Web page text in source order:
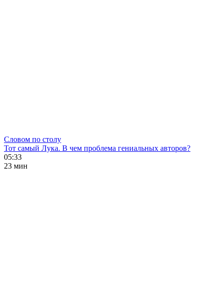
Словом по столу
Тот самый Лука. В чем проблема гениальных авторов?
05:33
23 мин